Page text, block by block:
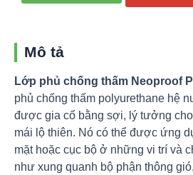
Mô tả
Lớp phủ chống thấm Neoproof
phủ chống thấm polyurethane hệ
được gia cố bằng sợi, lý tưởng
mái lộ thiên. Nó có thể được ứng
mặt hoặc cục bộ ở những vi trí và
như xung quanh bộ phận thông